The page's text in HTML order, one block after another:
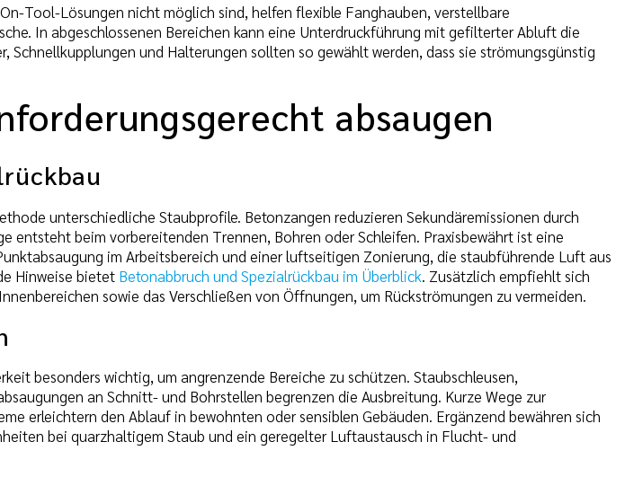
Tool-Lösungen nicht möglich sind, helfen flexible Fanghauben, verstellbare
In abgeschlossenen Bereichen kann eine Unterdruckführung mit gefilterter Abluft die
Schnellkupplungen und Halterungen sollten so gewählt werden, dass sie strömungsgünstig
absaugen
unterschiedliche Staubprofile. Betonzangen reduzieren Sekundäremissionen durch
entsteht beim vorbereitenden Trennen, Bohren oder Schleifen. Praxisbewährt ist eine
im Arbeitsbereich und einer luftseitigen Zonierung, die staubführende Luft aus
Hinweise bietet Betonabbruch und Spezialrückbau im Überblick. Zusätzlich empfiehlt sich
sowie das Verschließen von Öffnungen, um Rückströmungen zu vermeiden.
besonders wichtig, um angrenzende Bereiche zu schützen. Staubschleusen,
an Schnitt- und Bohrstellen begrenzen die Ausbreitung. Kurze Wege zur
erleichtern den Ablauf in bewohnten oder sensiblen Gebäuden. Ergänzend bewähren sich
bei quarzhaltigem Staub und ein geregelter Luftaustausch in Flucht- und